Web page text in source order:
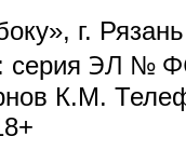
г.
серия ЭЛ №
К.М.
e-mail)